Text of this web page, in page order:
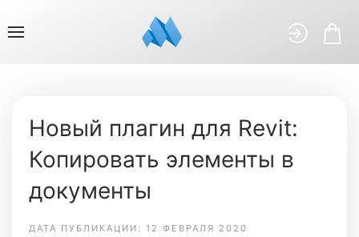
Новый плагин для Revit:
Копировать элементы в
документы
ДАТА ПУБЛИКАЦИИ: 12 ФЕВРАЛЯ 2020